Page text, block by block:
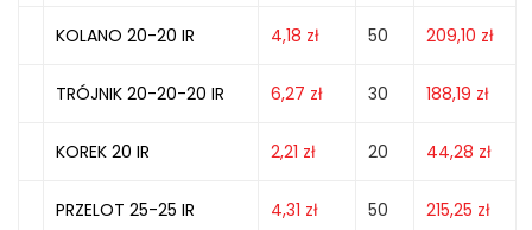
KOLANO 20-20 IR 4,18 zł 50 209,10 zł
TRÓJNIK 20-20-20 IR 6,27 zł 30 188,19 zł
KOREK 20 IR 2,21 zł 20 44,28 zł
PRZELOT 25-25 IR 4,31 zł 50 215,25 zł